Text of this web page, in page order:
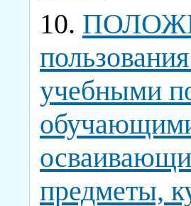
10.
учебными
предметы,